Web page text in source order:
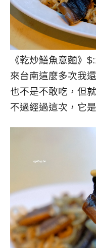
《乾炒鱔魚意麵》
來台南這麼多次我
也不是不敢吃，但
不過經過這次，它